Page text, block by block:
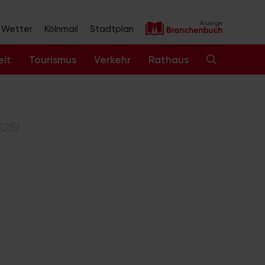
Wetter Kölnmail Stadtplan
Tourismus Verkehr Rathaus